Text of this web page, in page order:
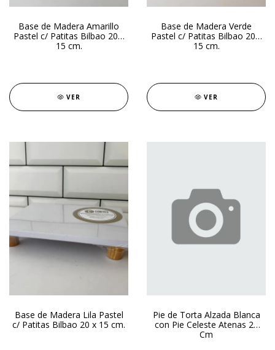
Base de Madera Amarillo
Pastel c/ Patitas Bilbao 20 x
15 cm.
VER
Base de Madera Verde
Pastel c/ Patitas Bilbao 20 x
15 cm.
VER
Base de Madera Lila Pastel
c/ Patitas Bilbao 20 x 15 cm.
Pie de Torta Alzada Blanca
con Pie Celeste Atenas 26
Cm